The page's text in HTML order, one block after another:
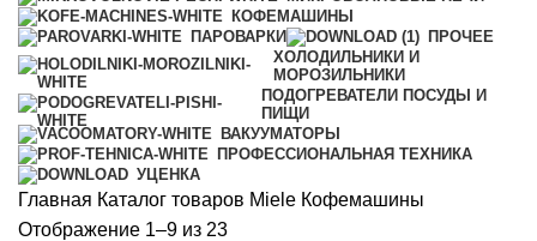
КОФЕМАШИНЫ
ПАРОВАРКИ
ПРОЧЕЕ
ХОЛОДИЛЬНИКИ И
МОРОЗИЛЬНИКИ
ПОДОГРЕВАТЕЛИ ПОСУДЫ И
ПИЩИ
ВАКУУМАТОРЫ
ПРОФЕССИОНАЛЬНАЯ ТЕХНИКА
УЦЕНКА
Главная Каталог товаров Miele Кофемашины
Отображение 1–9 из 23Сортировка: